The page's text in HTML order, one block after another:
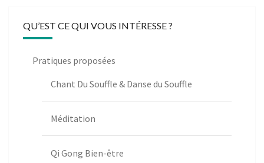
QU’EST CE QUI VOUS INTÉRESSE ?
Pratiques proposées
Chant Du Souffle & Danse du Souffle
Méditation
Qi Gong Bien-être